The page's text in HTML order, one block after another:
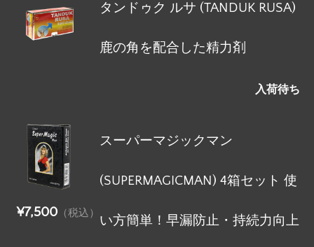
タンドゥク ルサ (TANDUK RUSA)
鹿の角を配合した精力剤
入荷待ち
スーパーマジックマン
(SUPERMAGICMAN) 4箱セット 使
い方簡単！早漏防止・持続力向上
¥7,500 （税込）